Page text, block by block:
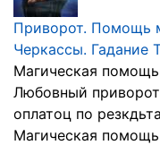
Приворот. Помощь
Черкассы. Гадание
Магическая
Любовный
оплатоц по
Магическая